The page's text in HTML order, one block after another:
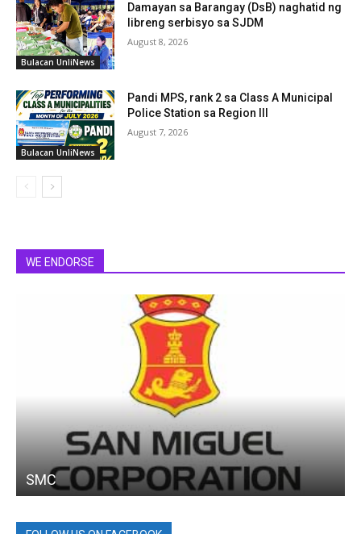
Bulacan UnliNews
Damayan sa Barangay (DsB) naghatid ng
libreng serbisyo sa SJDM
August 8, 2026
Bulacan UnliNews
Pandi MPS, rank 2 sa Class A Municipal
Police Station sa Region III
August 7, 2026
WE ENDORSE
SMC